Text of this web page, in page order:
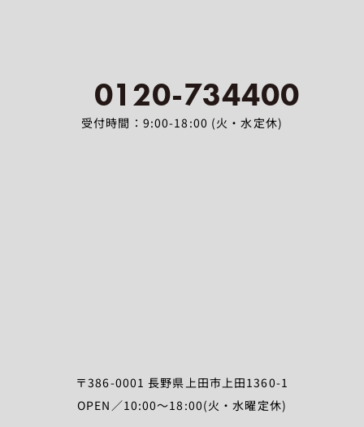
0120-734400
受付時間：9:00-18:00 (火・水定休)
〒386-0001 長野県上田市上田1360-1
OPEN／10:00～18:00(火・水曜定休)